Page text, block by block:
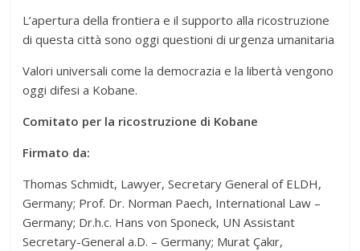
L’apertura della frontiera e il supporto alla ricostruzione
di questa città sono oggi questioni di urgenza umanitaria
Valori universali come la democrazia e la libertà vengono
oggi difesi a Kobane.
Comitato per la ricostruzione di Kobane
Firmato da:
Thomas Schmidt, Lawyer, Secretary General of ELDH,
Germany; Prof. Dr. Norman Paech, International Law –
Germany; Dr.h.c. Hans von Sponeck, UN Assistant
Secretary-General a.D. – Germany; Murat Çakır,